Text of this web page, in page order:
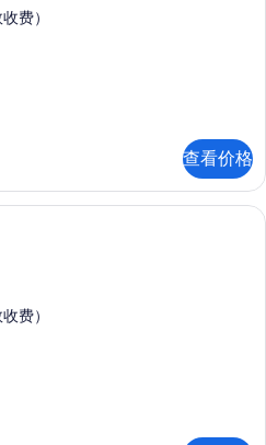
费）
查看价格
套房 | 客房内保险箱、隔音、熨斗/熨
费）